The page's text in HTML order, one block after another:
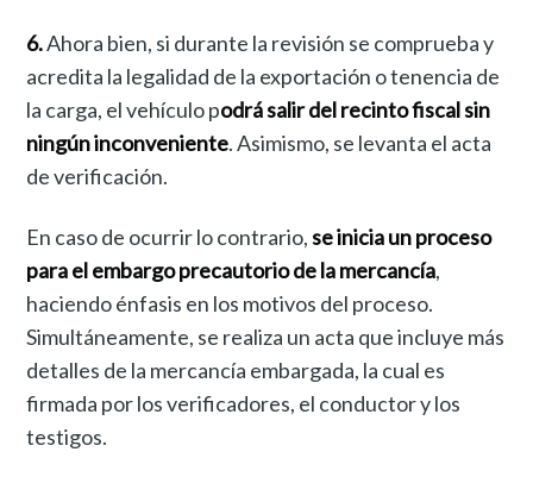
6.Ahora bien, si durante la revisión se comprueba y
acredita la legalidad de la exportación o tenencia de
la carga, el vehículo podrá salir del recinto fiscal sin
ningún inconveniente. Asimismo, se levanta el acta
de verificación.
En caso de ocurrir lo contrario,se inicia un proceso
para el embargo precautorio de la mercancía,
haciendo énfasis en los motivos del proceso.
Simultáneamente, se realiza un acta que incluye más
detalles de la mercancía embargada, la cual es
firmada por los verificadores, el conductor y los
testigos.